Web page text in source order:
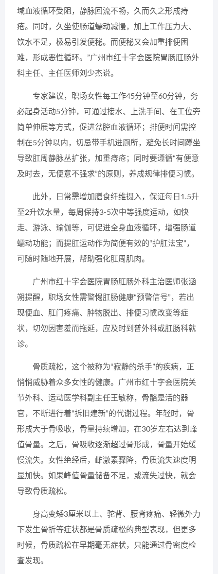
域血液循环受阻，静脉回流不畅，久而久之形成痔
疮。同时，久坐使肠道蠕动减慢，加上工作压力大、
饮水不足，极易引发便秘。而便秘又会加重排便困
难，形成恶性循环。”广州市红十字会医院胃肠肛肠外
科主任、主任医师刘少杰说。
专家建议，职场女性每工作45分钟至60分钟，务
必起身活动5分钟，可通过接水、上洗手间、在工位旁
简单伸展等方式，促进盆腔血液循环；排便时间需控
制在5分钟以内，切忌带手机进厕所，避免长时间蹲坐
导致肛周静脉丛扩张，加重痔疮；同时要遵循“有便意
及时去，无便意不强求”的原则，养成规律排便习惯。
此外，日常需增加膳食纤维摄入，保证每日1.5升
至2升饮水量，每周保持3-5次中等强度运动，如快
走、游泳、瑜伽等，可促进全身血液循环，增强肠道
蠕动功能；而提肛运动作为简便有效的“护肛法宝”，
可随时随地开展，帮助强化肛周肌肉。
广州市红十字会医院胃肠肛肠外科主治医师张涵
朔提醒，职场女性需警惕肛肠健康“预警信号”，若出
现便血、肛门疼痛、肿物脱出、排便习惯改变等症
状，切勿因害羞而拖延，应及时到普外科或肛肠科就
诊。
骨质疏松，这个被称为“寂静的杀手”的疾病，正
悄悄威胁着众多女性的健康。广州市红十字会医院关
节外科、运动医学科副主任王敏称，骨骼是活的器
官，不断进行着“拆旧建新”的代谢过程。年轻时，骨
形成大于骨吸收，骨量持续增加，在30岁左右达到峰
值骨量。之后，骨吸收逐渐超过骨形成，骨量开始缓
慢流失。女性绝经后，雌激素骤降，骨质流失速度明
显加快。如果峰值骨量储备不足，或流失过快，就会
导致骨质疏松。
身高变矮3厘米以上、驼背、腰背疼痛、轻微外力
下发生骨折等症状都是骨质疏松的典型表现，但更多
时候，骨质疏松在早期毫无症状，只能通过骨密度检
查发现。